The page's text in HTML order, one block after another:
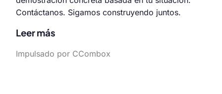
Contáctanos. Sigamos construyendo juntos.
Leer más
Impulsado por CCombox